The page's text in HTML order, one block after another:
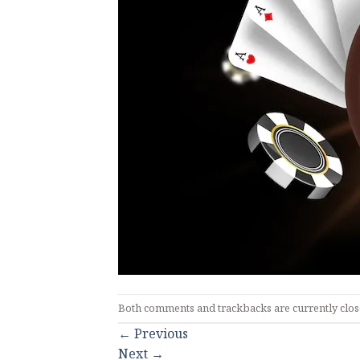
Both comments and trackbacks are currently
← Previous
Next →